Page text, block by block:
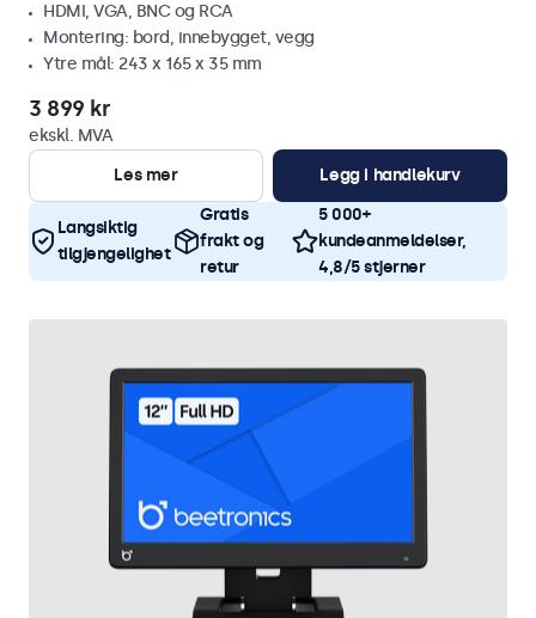
HDMI, VGA, BNC og RCA
Montering: bord, innebygget, vegg
Ytre mål: 243 x 165 x 35 mm
3 899 kr
ekskl. MVA
Les mer
Legg i handlekurv
Langsiktig
tilgjengelighet
Gratis
frakt og
retur
5 000+
kundeanmeldelser,
4,8/5 stjerner